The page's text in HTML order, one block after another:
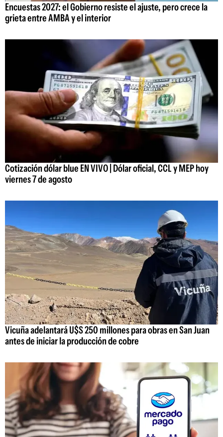
Encuestas 2027: el Gobierno resiste el ajuste, pero crece la
grieta entre AMBA y el interior
Cotización dólar blue EN VIVO | Dólar oficial, CCL y MEP hoy
viernes 7 de agosto
Vicuña adelantará U$S 250 millones para obras en San Juan
antes de iniciar la producción de cobre